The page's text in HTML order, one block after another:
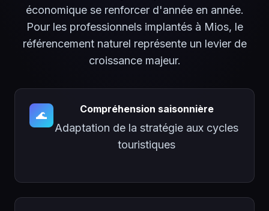
économique se renforcer d'année en année.
Pour les professionnels implantés à Mios, le
référencement naturel représente un levier de
croissance majeur.
🌊 Compréhension saisonnière
Adaptation de la stratégie aux cycles
touristiques